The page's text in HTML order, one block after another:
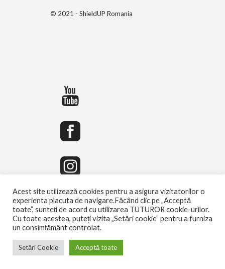
© 2021 - ShieldUP Romania
Acest site utilizează cookies pentru a asigura vizitatorilor o
experienta placuta de navigare.Făcând clic pe „Acceptă
toate”, sunteți de acord cu utilizarea TUTUROR cookie-urilor.
Cu toate acestea, puteți vizita „Setări cookie” pentru a furniza
un consimțământ controlat.
Setări Cookie Acceptă toate